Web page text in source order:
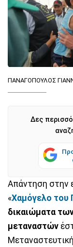
ΠΑΝΑΓΟΠΟΥΛΟΣ
Δες
Απάντηση στην
«Χαμόγελο του
δικαιώματα
μεταναστών